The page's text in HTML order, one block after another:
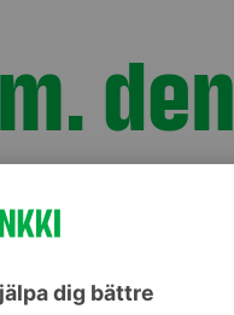
den
och med den 3